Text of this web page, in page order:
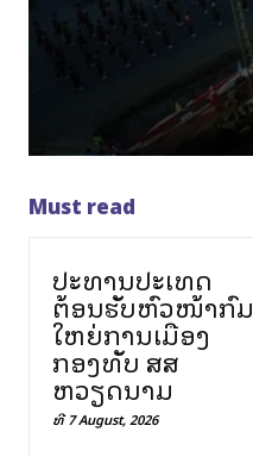
Must read
ປະທານປະເທດ
ຕ້ອນຮັບຫົວໜ້າກົມ
ໃຫຍ່ການເມືອງ
ກອງທັບ ສສ
ຫວຽດນາມ
ທີ 7 August, 2026